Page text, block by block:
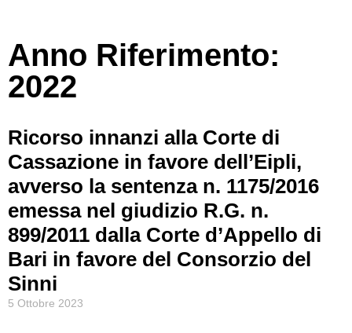
Anno Riferimento:
2022
Ricorso innanzi alla Corte di
Cassazione in favore dell’Eipli,
avverso la sentenza n. 1175/2016
emessa nel giudizio R.G. n.
899/2011 dalla Corte d’Appello di
Bari in favore del Consorzio del
Sinni
5 Ottobre 2023